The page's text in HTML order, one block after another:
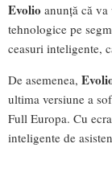
Evolio anunță că
tehnologice pe
ceasuri inteligente,
De asemenea,
ultima versiune a
Full Europa. Cu
inteligente de